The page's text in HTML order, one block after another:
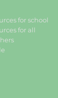
for school
for all